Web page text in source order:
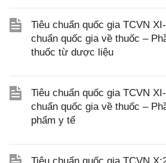
Tiêu chuẩn quốc gia TCVN
chuẩn quốc gia về thuốc –
thuốc từ dược liệu
Tiêu chuẩn quốc gia TCVN
chuẩn quốc gia về thuốc –
phẩm y tế